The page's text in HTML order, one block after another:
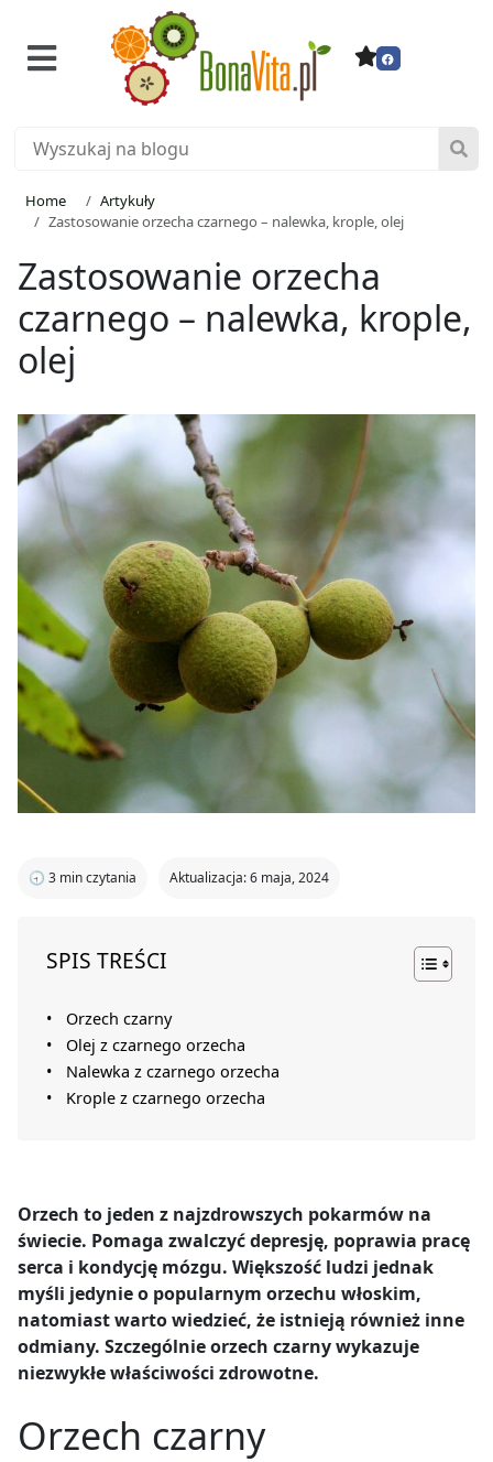
Home
Artykuły
Zastosowanie orzecha czarnego – nalewka, krople, olej
Zastosowanie orzecha
czarnego – nalewka, krople,
olej
🕣 3 min czytania Aktualizacja: 6 maja, 2024
SPIS TREŚCI
Orzech czarny
Olej z czarnego orzecha
Nalewka z czarnego orzecha
Krople z czarnego orzecha
Orzech to jeden z najzdrowszych pokarmów na
świecie. Pomaga zwalczyć depresję, poprawia pracę
serca i kondycję mózgu. Większość ludzi jednak
myśli jedynie o popularnym orzechu włoskim,
natomiast warto wiedzieć, że istnieją również inne
odmiany. Szczególnie orzech czarny wykazuje
niezwykłe właściwości zdrowotne.
Orzech czarny